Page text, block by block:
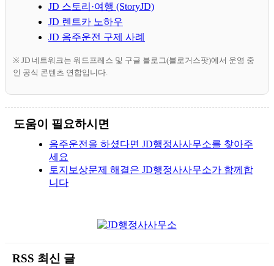
JD 스토리·여행 (StoryJD)
JD 렌트카 노하우
JD 음주운전 구제 사례
※ JD 네트워크는 워드프레스 및 구글 블로그(블로거스팟)에서 운영 중
인 공식 콘텐츠 연합입니다.
도움이 필요하시면
음주운전을 하셨다면 JD행정사사무소를 찾아주
세요
토지보상문제 해결은 JD행정사사무소가 함께합
니다
RSS 최신 글